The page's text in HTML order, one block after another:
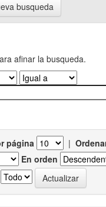
busqueda
afinar la busqueda.
página |
En orden